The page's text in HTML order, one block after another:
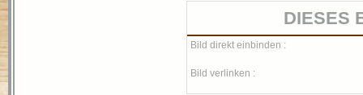
DIESES
Bild direkt einbinden :
Bild verlinken :